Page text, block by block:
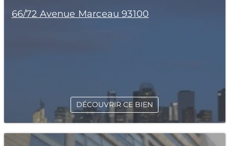
66/72 Avenue Marceau 93100
DÉCOUVRIR CE BIEN